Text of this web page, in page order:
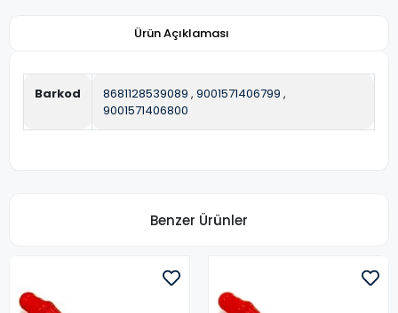
Ürün Açıklaması
Barkod 8681128539089 , 9001571406799 ,
9001571406800
Benzer Ürünler